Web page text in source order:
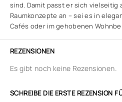
sind. Damit passt er sich vielseitig
Raumkonzepte an – sei es in
Cafés oder im gehobenen
REZENSIONEN
Es gibt noch keine Rezensionen.
SCHREIBE DIE ERSTE REZENSION